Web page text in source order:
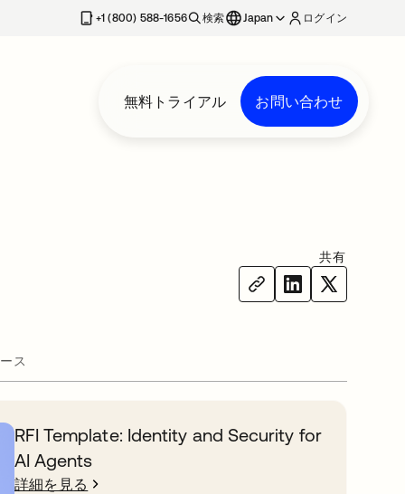
+1 (800) 588-1656 検索 Japan ログイン
無料トライアル お問い合わせ
共有
ス
RFI Template: Identity and Security for
AI Agents
詳細を見る